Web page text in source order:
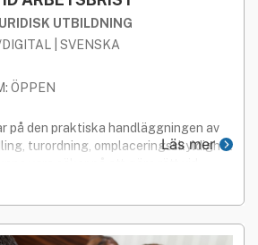
UTBILDNING
| SVENSKA
ÖPPEN
på den praktiska handläggningen av
turordning, omplaceringsskyldighet
Läs mer